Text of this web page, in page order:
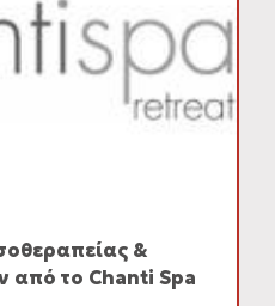
&
από το Chanti Spa